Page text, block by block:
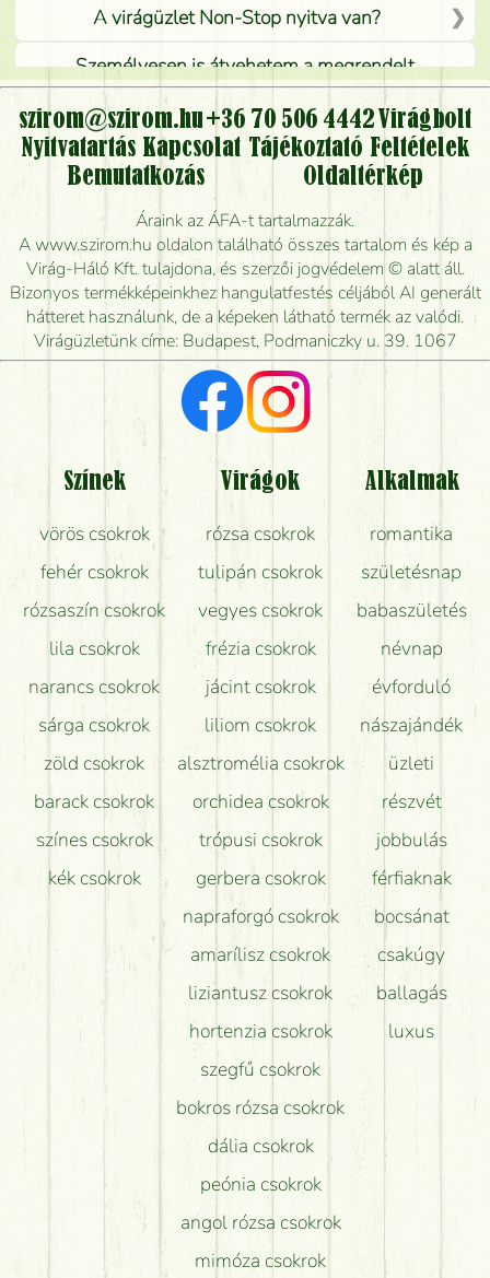
A virágüzlet Non-Stop nyitva van?
Személyesen is átvehetem a megrendelt
virágcsokrot, vagy csak virágküldéssel, kiszállítással
kérhető?
Vidékre is lehet rendelni?
Meddig rendelhetek virágküldést úgy, hogy még ma
kiszállítsák?
Mennyire gyorsan tudják elkészíteni a csokrot, és
mikor tudják leghamarabb kiszállítani?
Vörös rózsát keresek, van önöknél?
Milyen visszajelzést kapok a virágküldésről?
Tényleg azt kapom, ami a képen van?
Mit kell tudni a virágcsokrok szállításáról?
Hogy marad a lehető legtovább friss a csokor?
Tudok adventi koszorút vásárolni boltban?
szirom@szirom.hu +36 70 506 4442 Virágbolt
Nyitvatartás Kapcsolat Tájékoztató Feltételek
Bemutatkozás
Oldaltérkép
Áraink az ÁFA-t tartalmazzák.
A www.szirom.hu oldalon található összes tartalom és kép a
Virág-Háló Kft. tulajdona, és szerzői jogvédelem © alatt áll.
Bizonyos termékképeinkhez hangulatfestés céljából AI generált
hátteret használunk, de a képeken látható termék az valódi.
Virágüzletünk címe: Budapest, Podmaniczky u. 39. 1067
Színek
vörös csokrok
fehér csokrok
rózsaszín csokrok
lila csokrok
narancs csokrok
sárga csokrok
zöld csokrok
barack csokrok
színes csokrok
kék csokrok
Virágok
rózsa csokrok
tulipán csokrok
vegyes csokrok
frézia csokrok
jácint csokrok
liliom csokrok
alsztromélia csokrok
orchidea csokrok
trópusi csokrok
gerbera csokrok
napraforgó csokrok
amarílisz csokrok
liziantusz csokrok
hortenzia csokrok
szegfű csokrok
bokros rózsa csokrok
dália csokrok
peónia csokrok
angol rózsa csokrok
mimóza csokrok
Alkalmak
romantika
születésnap
babaszületés
névnap
évforduló
nászajándék
üzleti
részvét
jobbulás
férfiaknak
bocsánat
csakúgy
ballagás
luxus